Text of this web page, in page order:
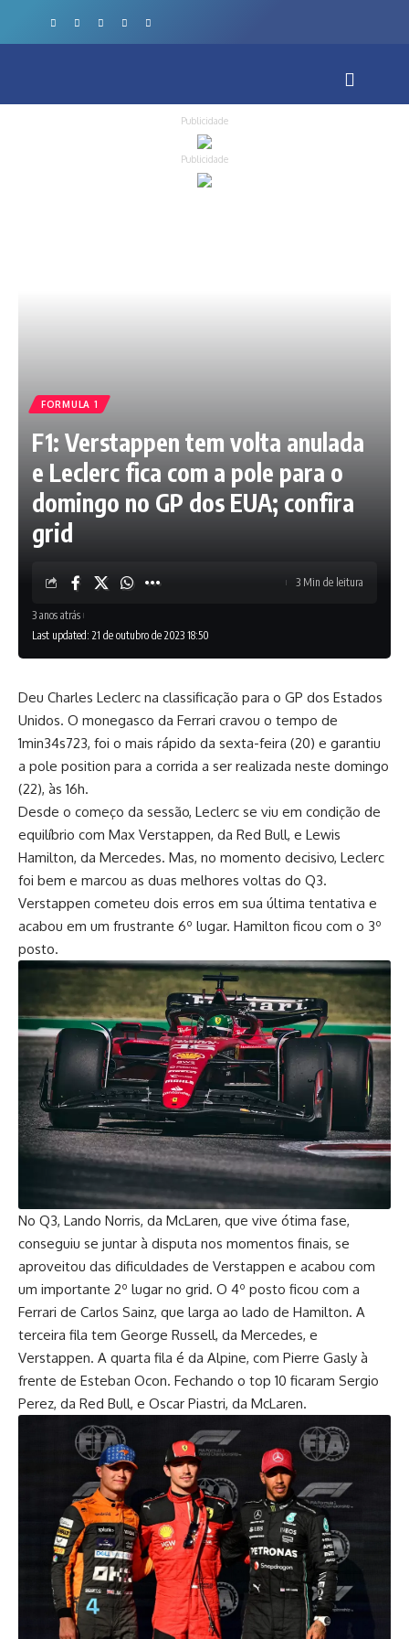
Publicidade
Publicidade
FORMULA 1
F1: Verstappen tem volta anulada
e Leclerc fica com a pole para o
domingo no GP dos EUA; confira
grid
Last updated: 21 de outubro de 2023 18:50
3 anos atrás
3 Min de leitura
Deu Charles Leclerc na classificação para o GP dos Estados
Unidos. O monegasco da Ferrari cravou o tempo de
1min34s723, foi o mais rápido da sexta-feira (20) e garantiu
a pole position para a corrida a ser realizada neste domingo
(22), às 16h.
Desde o começo da sessão, Leclerc se viu em condição de
equilíbrio com Max Verstappen, da Red Bull, e Lewis
Hamilton, da Mercedes. Mas, no momento decisivo, Leclerc
foi bem e marcou as duas melhores voltas do Q3.
Verstappen cometeu dois erros em sua última tentativa e
acabou em um frustrante 6º lugar. Hamilton ficou com o 3º
posto.
No Q3, Lando Norris, da McLaren, que vive ótima fase,
conseguiu se juntar à disputa nos momentos finais, se
aproveitou das dificuldades de Verstappen e acabou com
um importante 2º lugar no grid. O 4º posto ficou com a
Ferrari de Carlos Sainz, que larga ao lado de Hamilton. A
terceira fila tem George Russell, da Mercedes, e
Verstappen. A quarta fila é da Alpine, com Pierre Gasly à
frente de Esteban Ocon. Fechando o top 10 ficaram Sergio
Perez, da Red Bull, e Oscar Piastri, da McLaren.